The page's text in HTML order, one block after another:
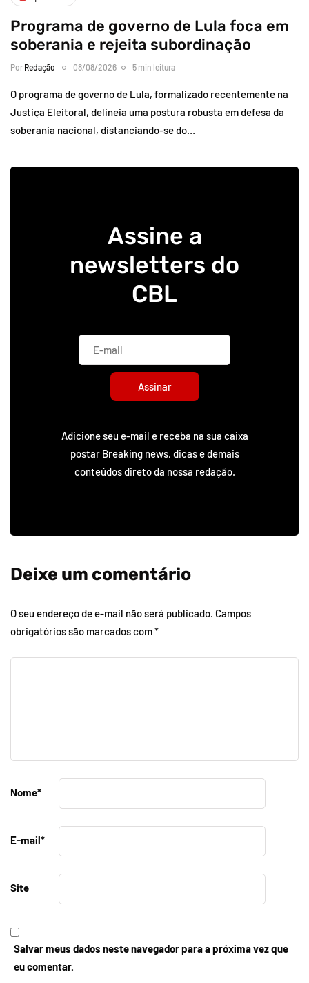
Programa de governo de Lula foca em
soberania e rejeita subordinação
Por Redação 08/08/2026 5 min leitura
O programa de governo de Lula, formalizado recentemente na
Justiça Eleitoral, delineia uma postura robusta em defesa da
soberania nacional, distanciando-se do…
Assine a
newsletters do
CBL
Assinar
Adicione seu e-mail e receba na sua caixa
postar Breaking news, dicas e demais
conteúdos direto da nossa redação.
Deixe um comentário
O seu endereço de e-mail não será publicado. Campos
obrigatórios são marcados com*
Nome*
E-mail*
Site
Salvar meus dados neste navegador para a próxima vez que
eu comentar.